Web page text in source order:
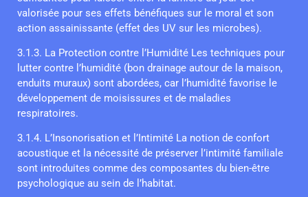
valorisée pour ses effets bénéfiques sur le moral et son
action assainissante (effet des UV sur les microbes).
3.1.3. La Protection contre l’Humidité Les techniques pour
lutter contre l’humidité (bon drainage autour de la maison,
enduits muraux) sont abordées, car l’humidité favorise le
développement de moisissures et de maladies
respiratoires.
3.1.4. L’Insonorisation et l’Intimité La notion de confort
acoustique et la nécessité de préserver l’intimité familiale
sont introduites comme des composantes du bien-être
psychologique au sein de l’habitat.